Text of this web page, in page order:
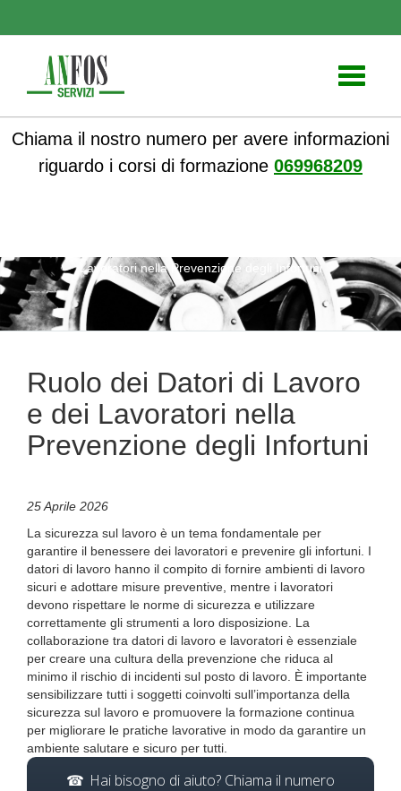
Toggle
Chiama il nostro numero per avere informazioni
riguardo i corsi di formazione 069968209
Lavoratori nella Prevenzione degli Infortuni
Ruolo dei Datori di Lavoro
e dei Lavoratori nella
Prevenzione degli Infortuni
25 Aprile 2026
La sicurezza sul lavoro è un tema fondamentale per
garantire il benessere dei lavoratori e prevenire gli infortuni. I
datori di lavoro hanno il compito di fornire ambienti di lavoro
sicuri e adottare misure preventive, mentre i lavoratori
devono rispettare le norme di sicurezza e utilizzare
correttamente gli strumenti a loro disposizione. La
collaborazione tra datori di lavoro e lavoratori è essenziale
per creare una cultura della prevenzione che riduca al
minimo il rischio di incidenti sul posto di lavoro. È importante
sensibilizzare tutti i soggetti coinvolti sull’importanza della
sicurezza sul lavoro e promuovere la formazione continua
per migliorare le pratiche lavorative in modo da garantire un
ambiente salutare e sicuro per tutti.
Hai bisogno di aiuto? Chiama il numero